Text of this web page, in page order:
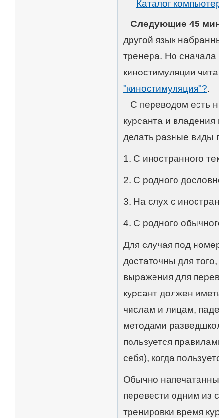
Каталог
Следующие 45
другой язык
тренера. Но сначала
киностимуляции
"киностимуляция"?.
С переводом есть
курсанта и
делать разные виды
1. С иностранного
2. С родного
3. На слух с
4. С родного
Для случая под
достаточны для
выражения для
курсант должен
числам и лицам,
методами
пользуется
себя), когда
Обычно
перевести одним из
тренировки время